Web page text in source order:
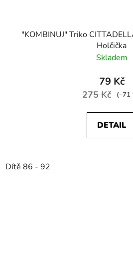
"KOMBINUJ" Triko
Holčička
Skladem
79 Kč
275 Kč (–71
DETAIL
Dítě 86 - 92